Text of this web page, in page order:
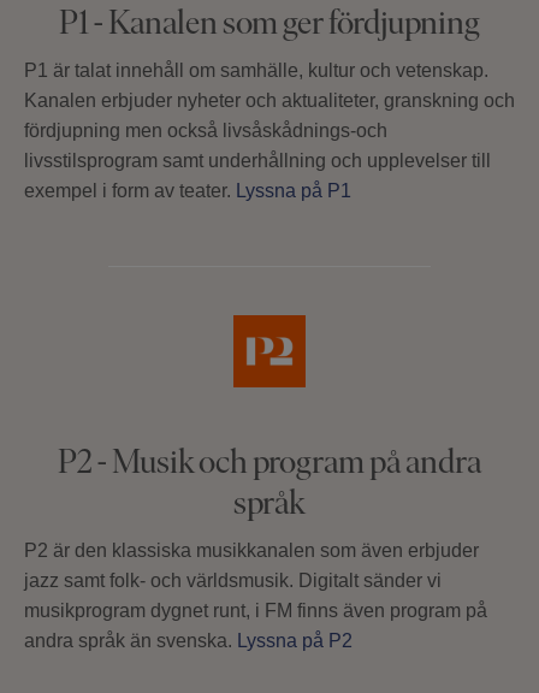
P1 - Kanalen som ger fördjupning
P1 är talat innehåll om samhälle, kultur och vetenskap.
Kanalen erbjuder nyheter och aktualiteter, granskning och
fördjupning men också livsåskådnings-och
livsstilsprogram samt underhållning och upplevelser till
exempel i form av teater. Lyssna på P1
P2 - Musik och program på andra
språk
P2 är den klassiska musikkanalen som även erbjuder
jazz samt folk- och världsmusik. Digitalt sänder vi
musikprogram dygnet runt, i FM finns även program på
andra språk än svenska. Lyssna på P2